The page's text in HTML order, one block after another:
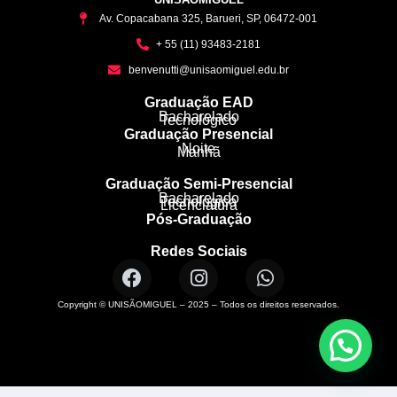
Av. Copacabana 325, Barueri, SP, 06472-001
+ 55 (11) 93483-2181
benvenutti@unisaomiguel.edu.br
Graduação EAD
Bacharelado
Tecnológico
Graduação Presencial
Noite
Manhã
Graduação Semi-Presencial
Bacharelado
Tecnológico
Licenciatura
Pós-Graduação
Redes Sociais
Copyright © UNISÃOMIGUEL – 2025 – Todos os direitos reservados.